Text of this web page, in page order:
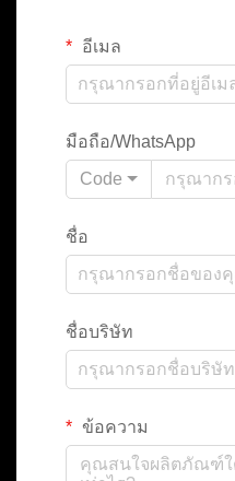
อีเมล
มือถือ/WhatsApp
Code
ชื่อ
ชื่อบริษัท
ข้อความ